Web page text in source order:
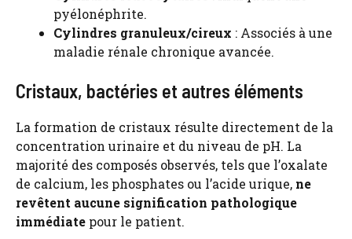
pyélonéphrite.
Cylindres granuleux/cireux : Associés à une
maladie rénale chronique avancée.
Cristaux, bactéries et autres éléments
La formation de cristaux résulte directement de la
concentration urinaire et du niveau de pH. La
majorité des composés observés, tels que l’oxalate
de calcium, les phosphates ou l’acide urique, ne
revêtent aucune signification pathologique
immédiate pour le patient.